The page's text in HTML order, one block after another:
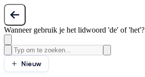
Wanneer gebruik je het lidwoord 'de' of 'het'?
Nieuw